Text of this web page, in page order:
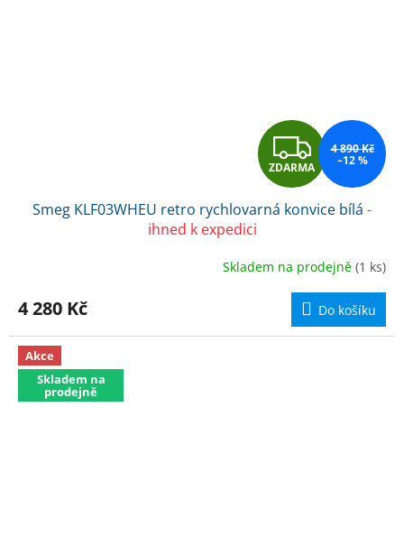
Z
D
A
R
M
A
ZDARMA
4 890 Kč
–12 %
Smeg KLF03WHEU retro rychlovarná konvice bílá -
ihned k expedici
Skladem na prodejně (1 ks)
4 280 Kč Do košíku
Akce
Skladem na
prodejně